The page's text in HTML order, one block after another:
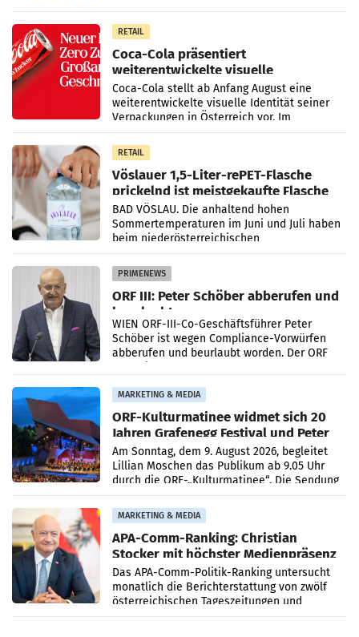
RETAIL
Coca-Cola präsentiert
weiterentwickelte visuelle
Markenidentität
Coca-Cola stellt ab Anfang August eine
weiterentwickelte visuelle Identität seiner
Verpackungen in Österreich vor. Im
Mittelpunkt des Redesigns stehen zentrale
Gestaltungselemente
RETAIL
Vöslauer 1,5-Liter-rePET-Flasche
prickelnd ist meistgekaufte Flasche
Österreichs
BAD VÖSLAU. Die anhaltend hohen
Sommertemperaturen im Juni und Juli haben
beim niederösterreichischen
Getränkehersteller Vöslauer zu deutlichen
Absatzzuwächsen geführt. Während
PRIMENEWS
ORF III: Peter Schöber abberufen und
beurlaubt
WIEN ORF-III-Co-Geschäftsführer Peter
Schöber ist wegen Compliance-Vorwürfen
abberufen und beurlaubt worden. Der ORF
MARKETING & MEDIA
ORF-Kulturmatinee widmet sich 20
Jahren Grafenegg Festival und Peter
Simonischek
Am Sonntag, dem 9. August 2026, begleitet
Lillian Moschen das Publikum ab 9.05 Uhr
durch die ORF-„Kulturmatinee“. Die Sendung
startet mit der Dokumentation „20 Jahre
Grafenegg
MARKETING & MEDIA
APA-Comm-Ranking: Christian
Stocker mit höchster Medienpräsenz
im Juli
Das APA-Comm-Politik-Ranking untersucht
monatlich die Berichterstattung von zwölf
österreichischen Tageszeitungen und
analysiert, welche Politikerinnen und